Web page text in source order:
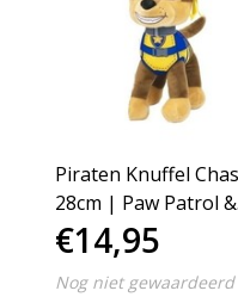
Piraten Knuffel
28cm | Paw Patrol &
Friends
€14,95
Nog niet gewaardeerd